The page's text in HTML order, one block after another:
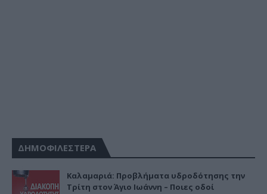
ΔΗΜΟΦΙΛΕΣΤΕΡΑ
Καλαμαριά: Προβλήματα υδροδότησης την
Τρίτη στον Άγιο Ιωάννη – Ποιες οδοί